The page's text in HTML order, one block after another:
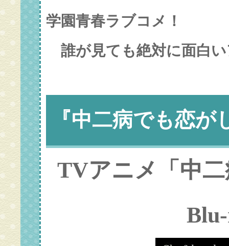
学園青春ラブコメ！
誰が見ても絶対に面白
『中二病でも恋
TVアニメ「中